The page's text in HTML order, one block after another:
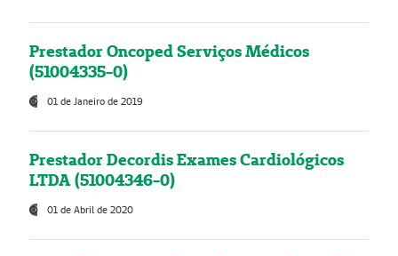
Prestador Oncoped Serviços Médicos
(51004335-0)
01 de Janeiro de 2019
Prestador Decordis Exames Cardiológicos
LTDA (51004346-0)
01 de Abril de 2020